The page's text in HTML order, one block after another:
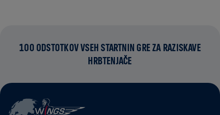
100 ODSTOTKOV VSEH STARTNIN GRE ZA RAZISKAVE
HRBTENJAČE